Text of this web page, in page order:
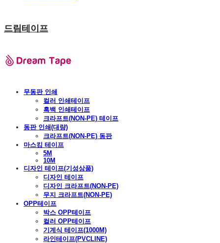
드림테이프
무동판 인쇄
컬러 인쇄테이프
흑백 인쇄테이프
크라프트(NON-PE) 테이프
동판 인쇄(대량)
크라프트(NON-PE) 동판
마스킹 테이프
5M
10M
디자인 테이프(기성상품)
디자인 테이프
디자인 크라프트(NON-PE)
무지 크라프트(NON-PE)
OPP테이프
박스 OPP테이프
컬러 OPP테이프
기계식 테이프(1000M)
라인테이프(PVCLINE)